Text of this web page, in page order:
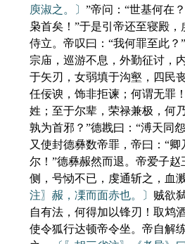
庾淑之。〕 ”帝问：“世基何在
枭首矣！”于是引帝还至寝殿，
侍立。帝叹曰：“我何罪至此？
宗庙，巡游不息，外勤征讨，
于矢刃，女弱填于沟壑，四民
任佞谀，饰非拒谏；何谓无罪
姓；至于尔辈，荣禄兼极，何
孰为首邪？”德戡曰：“溥天同
又使封德彝数帝罪，帝曰：“
尔！”德彝赧然而退。帝爱子
侧，号恸不已，虔通斩之，血溅
注〗赧，凓而面赤也。〕 贼欲
自有法，何得加以锋刃！取鸩
使令狐行达顿帝令坐。帝自解